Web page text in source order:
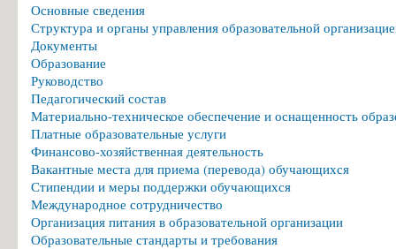
Основные сведения
Структура и органы управления образовательной
Документы
Образование
Руководство
Педагогический состав
Материально-техническое обеспечение и оснащенность
Платные образовательные услуги
Финансово-хозяйственная деятельность
Вакантные места для приема (перевода) обучающихся
Стипендии и меры поддержки обучающихся
Международное сотрудничество
Организация питания в образовательной организации
Образовательные стандарты и требования